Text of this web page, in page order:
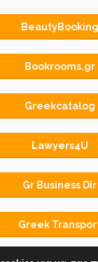
BeautyBooking
Bookrooms.gr
Greekcatalog
Lawyers4U
Gr Business Dir
Greek